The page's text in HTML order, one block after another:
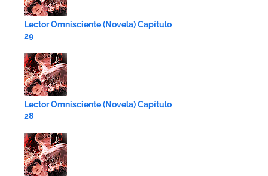
Lector Omnisciente (Novela) Capítulo
29
Lector Omnisciente (Novela) Capítulo
28